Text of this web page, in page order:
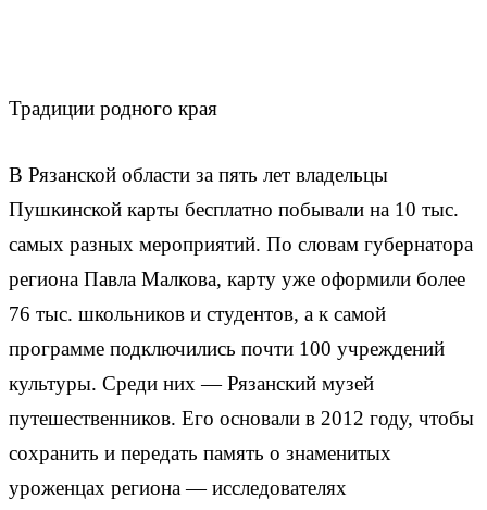
Традиции родного края
В Рязанской области за пять лет владельцы
Пушкинской карты бесплатно побывали на 10 тыс.
самых разных мероприятий. По словам губернатора
региона Павла Малкова, карту уже оформили более
76 тыс. школьников и студентов, а к самой
программе подключились почти 100 учреждений
культуры. Среди них — Рязанский музей
путешественников. Его основали в 2012 году, чтобы
сохранить и передать память о знаменитых
уроженцах региона — исследователях